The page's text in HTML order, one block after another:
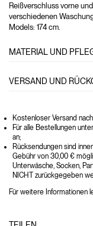
Reißverschluss vorne
verschiedenen
Models: 174 cm.
MATERIAL UND
VERSAND UND
Kostenloser Versand
Für alle Bestellungen
an;
Rücksendungen sind
Gebühr von 30,00 €
Unterwäsche, Socken,
NICHT zurückgegeben
Für weitere Informationen